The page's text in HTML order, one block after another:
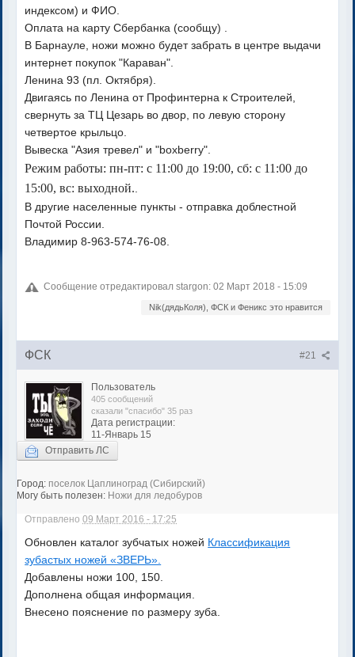
индексом) и ФИО.
Оплата на карту Сбербанка (сообщу) .
В Барнауле, ножи можно будет забрать в центре выдачи
интернет покупок "Караван".
Ленина 93 (пл. Октября).
Двигаясь по Ленина от Профинтерна к Строителей,
свернуть за ТЦ Цезарь во двор, по левую сторону
четвертое крыльцо.
Вывеска "Азия тревел" и "boxberry".
Режим работы: пн-пт: с 11:00 до 19:00, сб: с 11:00 до
15:00, вс: выходной.
В другие населенные пункты - отправка доблестной
Почтой России.
Владимир 8-963-574-76-08.
Сообщение отредактировал stargon: 02 Март 2018 - 15:09
Nik(дядьКоля), ФСК и Феникс это нравится
#21
ФСК
Пользователь
405 сообщений
сказали "спасибо" 35 раз
Дата регистрации:
11-Январь 15
Отправить ЛС
Город: поселок Цаплиноград (Сибирский)
Могу быть полезен: Ножи для ледобуров
Отправлено09 Март 2016 - 17:25
Обновлен каталог зубчатых ножей Классификация
зубастых ножей «ЗВЕРЬ».
Добавлены ножи 100, 150.
Дополнена общая информация.
Внесено пояснение по размеру зуба.